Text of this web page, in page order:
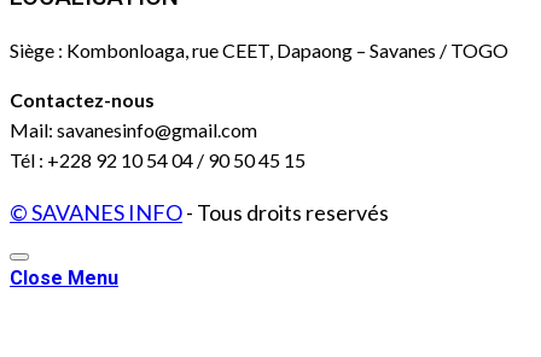
Siège : Kombonloaga, rue CEET, Dapaong – Savanes / TOGO
Contactez-nous
Mail: savanesinfo@gmail.com
Tél : +228 92 10 54 04 / 90 50 45 15
© SAVANES INFO- Tous droits reservés
Close Menu